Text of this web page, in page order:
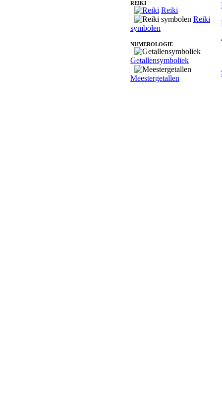
REIKI
Reiki
Reiki
symbolen
NUMEROLOGIE
Getallensymboliek
Meestergetallen